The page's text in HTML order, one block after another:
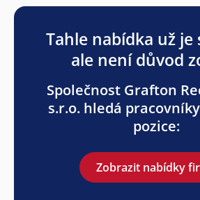
Tahle nabídka už je
ale není důvod
Společnost Grafton
s.r.o. hledá
pozice:
Zobrazit nabídky